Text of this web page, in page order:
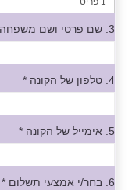
3. שם פרטי ושם משפחה של הקונה
4. טלפון של הקונה *
5. אימייל של הקונה *
6. בחר/י אמצעי תשלום *